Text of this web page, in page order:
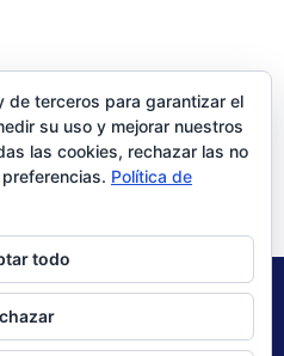
2019 | Todos los derechos
Privacidad
de terceros para garantizar el
su uso y mejorar nuestros
las cookies, rechazar las no
Política de
todo